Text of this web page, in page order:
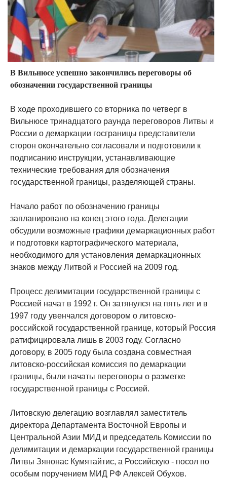
В Вильнюсе успешно закончились переговоры об
обозначении государственной границы
В ходе проходившего со вторника по четверг в
Вильнюсе тринадцатого раунда переговоров Литвы и
России о демаркации госграницы представители
сторон окончательно согласовали и подготовили к
подписанию инструкции, устанавливающие
технические требования для обозначения
государственной границы, разделяющей страны.
Начало работ по обозначению границы
запланировано на конец этого года. Делегации
обсудили возможные графики демаркационных работ
и подготовки картографического материала,
необходимого для установления демаркационных
знаков между Литвой и Россией на 2009 год.
Процесс делимитации государственной границы с
Россией начат в 1992 г. Он затянулся на пять лет и в
1997 году увенчался договором о литовско-
российской государственной границе, который Россия
ратифицировала лишь в 2003 году. Согласно
договору, в 2005 году была создана совместная
литовско-российская комиссия по демаркации
границы, были начаты переговоры о разметке
государственной границы с Россией.
Литовскую делегацию возглавлял заместитель
директора Департамента Восточной Европы и
Центральной Азии МИД и председатель Комиссии по
делимитации и демаркации государственной границы
Литвы Зянонас Кумятайтис, а Российскую - посол по
особым поручением МИД РФ Алексей Обухов.